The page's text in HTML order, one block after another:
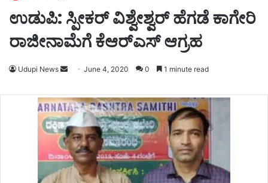
ಉಡುಪಿ: ಸ್ಪೀಕರ್ ವಿಶ್ವೇಶ್ವರ್‌ ಹೆಗಡೆ ಕಾಗೇರಿ
ರಾಜೀನಾಮೆಗೆ ಕೆಆರ್‌ಎಸ್‌ ಆಗ್ರಹ
Udupi News
Send
email
June 4, 2020 0 1 minute read